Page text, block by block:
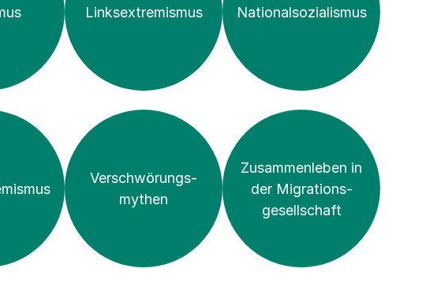
Links­extremismus National­sozialismus
Verschwörungs­
mythen
Zusammen­­­­leben in
der Migrations­
gesellschaft